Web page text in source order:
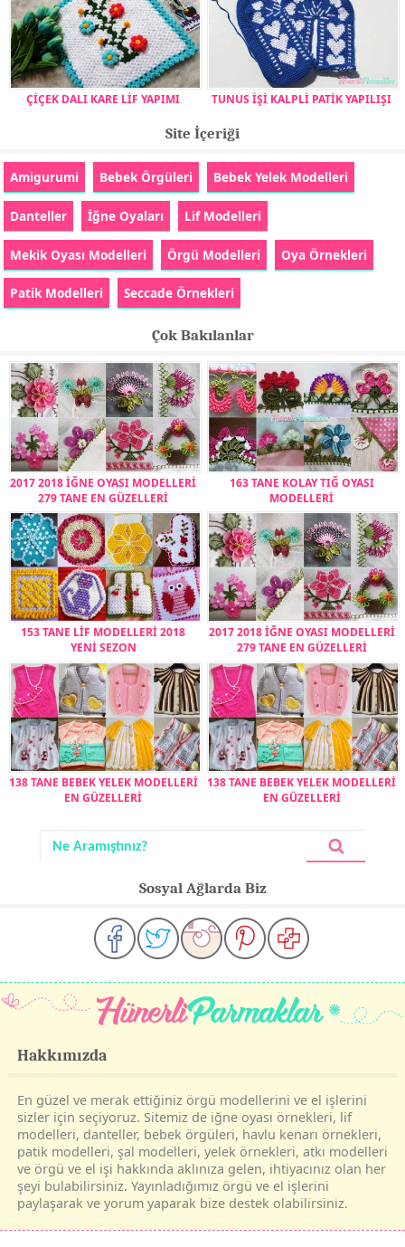
ÇİÇEK DALI KARE LİF YAPIMI TUNUS İŞİ KALPLİ PATİK YAPILIŞI
Site İçeriği
Amigurumi Bebek Örgüleri Bebek Yelek Modelleri
Danteller İğne Oyaları Lif Modelleri
Mekik Oyası Modelleri Örgü Modelleri Oya Örnekleri
Patik Modelleri Seccade Örnekleri
Çok Bakılanlar
2017 2018 İĞNE OYASI MODELLERİ
279 TANE EN GÜZELLERİ
163 TANE KOLAY TIĞ OYASI
MODELLERİ
153 TANE LİF MODELLERİ 2018
YENİ SEZON
2017 2018 İĞNE OYASI MODELLERİ
279 TANE EN GÜZELLERİ
138 TANE BEBEK YELEK MODELLERİ
EN GÜZELLERİ
138 TANE BEBEK YELEK MODELLERİ
EN GÜZELLERİ
Sosyal Ağlarda Biz
Hakkımızda
En güzel ve merak ettiğiniz örgü modellerini ve el işlerini
sizler için seçiyoruz. Sitemiz de iğne oyası örnekleri, lif
modelleri, danteller, bebek örgüleri, havlu kenarı örnekleri,
patik modelleri, şal modelleri, yelek örnekleri, atkı modelleri
ve örgü ve el işi hakkında aklınıza gelen, ihtiyacınız olan her
şeyi bulabilirsiniz. Yayınladığımız örgü ve el işlerini
paylaşarak ve yorum yaparak bize destek olabilirsiniz.